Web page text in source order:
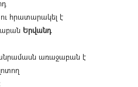
հրատարակել է
Երվանդ
առաջաբան է